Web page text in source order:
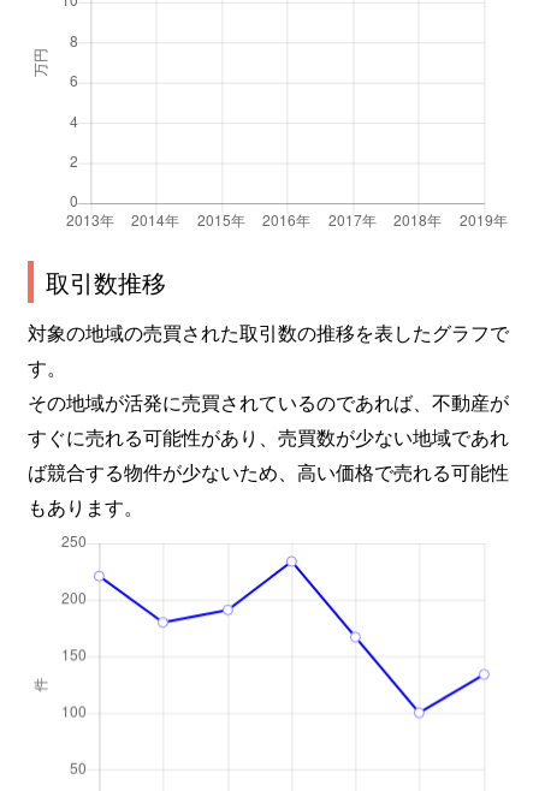
取引数推移
対象の地域の売買された取引数の推移を表したグラフで
す。
その地域が活発に売買されているのであれば、不動産が
すぐに売れる可能性があり、売買数が少ない地域であれ
ば競合する物件が少ないため、高い価格で売れる可能性
もあります。